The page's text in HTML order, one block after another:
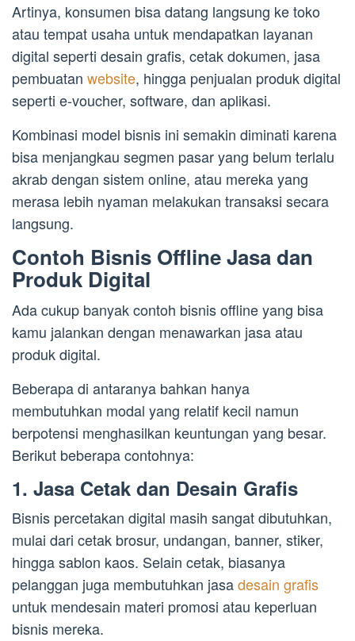
Artinya, konsumen bisa datang langsung ke toko
atau tempat usaha untuk mendapatkan layanan
digital seperti desain grafis, cetak dokumen, jasa
pembuatan website, hingga penjualan produk digital
seperti e-voucher, software, dan aplikasi.
Kombinasi model bisnis ini semakin diminati karena
bisa menjangkau segmen pasar yang belum terlalu
akrab dengan sistem online, atau mereka yang
merasa lebih nyaman melakukan transaksi secara
langsung.
Contoh Bisnis Offline Jasa dan
Produk Digital
Ada cukup banyak contoh bisnis offline yang bisa
kamu jalankan dengan menawarkan jasa atau
produk digital.
Beberapa di antaranya bahkan hanya
membutuhkan modal yang relatif kecil namun
berpotensi menghasilkan keuntungan yang besar.
Berikut beberapa contohnya:
1. Jasa Cetak dan Desain Grafis
Bisnis percetakan digital masih sangat dibutuhkan,
mulai dari cetak brosur, undangan, banner, stiker,
hingga sablon kaos. Selain cetak, biasanya
pelanggan juga membutuhkan jasadesain grafis
untuk mendesain materi promosi atau keperluan
bisnis mereka.